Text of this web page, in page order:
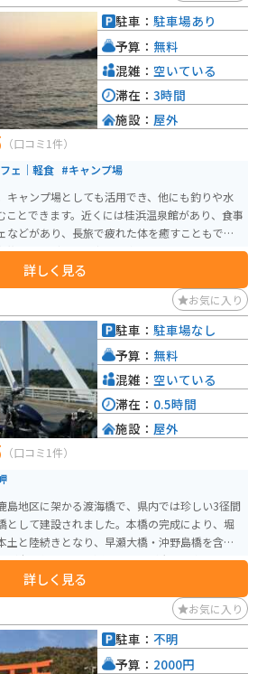
（口コミ1件）
ェ｜軽食 #キャンプ場
キャンプ場としても活用でき、他にも釣りや水
ことできます。近くには桂浜温泉館があり、食事
などがあり、長旅で疲れた体を癒すこともで
族連れなど多くの方でも楽しめるスポットです。
詳しく見る
駐車： 駐車場あり
予算： 無料
混雑： 空いている
滞在： 3時間
施設： 屋外
お気に入り
（口コミ1件）
島地区に架かる渡海橋で、県内では珍しい3径間
として建設されました。本橋の完成により、堀
土と陸続きとなり、早瀬大橋・沖野島橋を含む
が本土化され、交通アクセスが大幅に向上しま
晴れた日には青い海と空のコントラストが映え
ります。車やバイクでの訪問も可能で、海沿い
ても適しており、静かな海景色を楽しみなが
めです。
詳しく見る
駐車： 駐車場なし
予算： 無料
混雑： 空いている
滞在： 0.5時間
施設： 屋外
お気に入り
駐車： 不明
予算： 2000円